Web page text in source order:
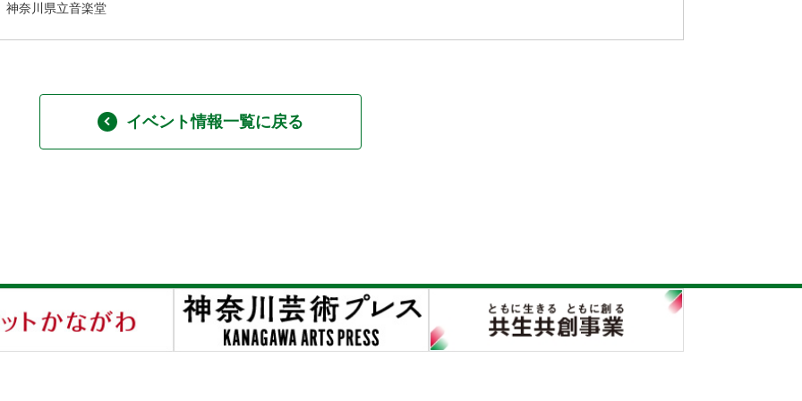
神奈川県立音楽堂
イベント情報一覧に戻る